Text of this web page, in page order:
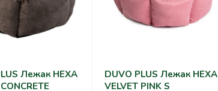
Лежак HEXA
DUVO PLUS Лежак HEXA
VELVET PINK S